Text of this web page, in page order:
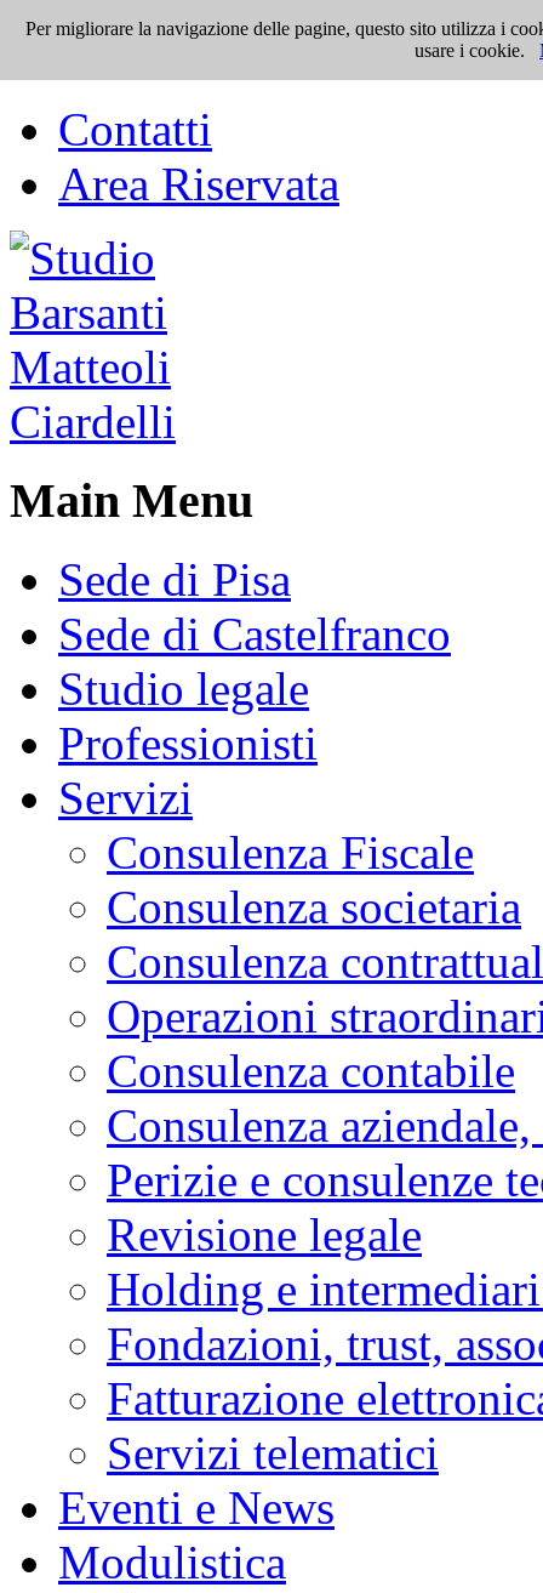
Top Menu
Contatti
Area Riservata
Main Menu
Sede di Pisa
Sede di Castelfranco
Studio legale
Professionisti
Servizi
Consulenza Fiscale
Consulenza societaria
Consulenza
Operazioni
Consulenza contabile
Consulenza
Perizie e consulenze
Revisione legale
Holding e
Fondazioni, trust,
Fatturazione
Servizi telematici
Eventi e News
Modulistica
Per migliorare la navigazione delle pagine, questo sito utilizza i
usare i cookie.